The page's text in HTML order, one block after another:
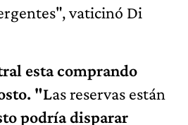
vaticinó Di
esta comprando
"Las reservas están
podría disparar